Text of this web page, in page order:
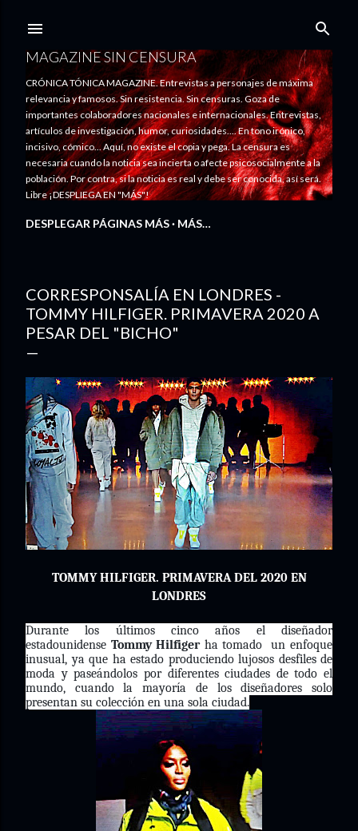
MAGAZINE SIN CENSURA
CRÓNICA TÓNICA MAGAZINE. Entrevistas a personajes de máxima
relevancia y famosos. Sin resistencia. Sin censuras. Goza de
importantes colaboradores nacionales e internacionales. Entrevistas,
artículos de investigación, humor, curiosidades.... En tono irónico,
incisivo, cómico... Aquí, no existe el copia y pega. La censura es
necesaria cuando la noticia sea incierta o afecte psicosocialmente a la
población. Por contra, si la noticia es real y debe ser conocida, así será.
Libre ¡DESPLIEGA EN "MÁS"!
DESPLEGAR PÁGINAS MÁS MÁS…
CORRESPONSALÍA EN LONDRES -
TOMMY HILFIGER. PRIMAVERA 2020 A
PESAR DEL "BICHO"
TOMMY HILFIGER. PRIMAVERA DEL 2020 EN
LONDRES
Durante los últimos cinco años el diseñador
estadounidense Tommy Hilfigerha tomado un enfoque
inusual, ya que ha estado produciendo lujosos desfiles de
moda y paseándolos por diferentes ciudades de todo el
mundo, cuando la mayoría de los diseñadores solo
presentan su colección en una sola ciudad.